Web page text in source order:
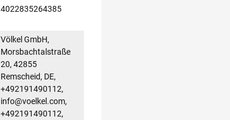
4022835264385
Völkel GmbH,
Morsbachtalstraße
20, 42855
Remscheid, DE,
+492191490112,
info@voelkel.com,
+492191490112,